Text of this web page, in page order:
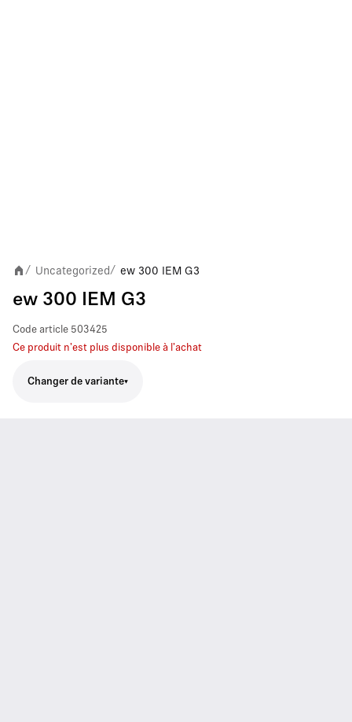
/ Uncategorized / ew 300 IEM G3
ew 300 IEM G3
Code article 503425
Ce produit n'est plus disponible à l'achat
Changer de variante